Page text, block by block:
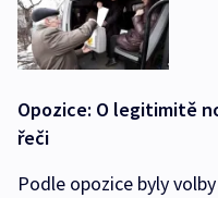
Opozice: O legitimitě
řeči
Podle opozice byly